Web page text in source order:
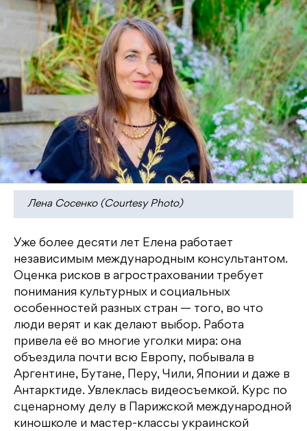
Лена Сосенко (Courtesy Photo)
Уже более десяти лет Елена работает
независимым международным консультантом.
Оценка рисков в агростраховании требует
понимания культурных и социальных
особенностей разных стран — того, во что
люди верят и как делают выбор. Работа
привела её во многие уголки мира: она
объездила почти всю Европу, побывала в
Аргентине, Бутане, Перу, Чили, Японии и даже в
Антарктиде. Увлеклась видеосъемкой. Курс по
сценарному делу в Парижской международной
киношколе и мастер-классы украинской